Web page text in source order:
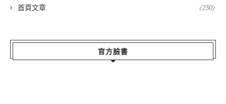
首頁文章 (230)
官方臉書